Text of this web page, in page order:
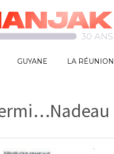
GUYANE LA RÉUNION